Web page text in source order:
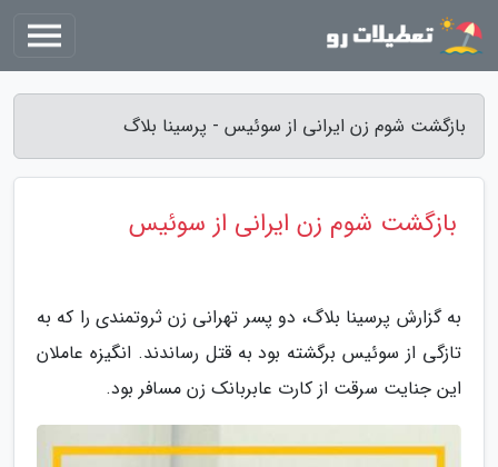
بازگشت شوم زن ایرانی از سوئیس - پرسینا بلاگ
بازگشت شوم زن ایرانی از سوئیس
به گزارش پرسینا بلاگ، دو پسر تهرانی زن ثروتمندی را که به
تازگی از سوئیس برگشته بود به قتل رساندند. انگیزه عاملان
این جنایت سرقت از کارت عابربانک زن مسافر بود.